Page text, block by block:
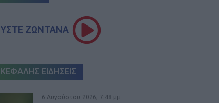
ΖΩΝΤΑΝΑ
ΕΙΔΗΣΕΙΣ
6 Αυγούστου 2026, 7:48 μμ